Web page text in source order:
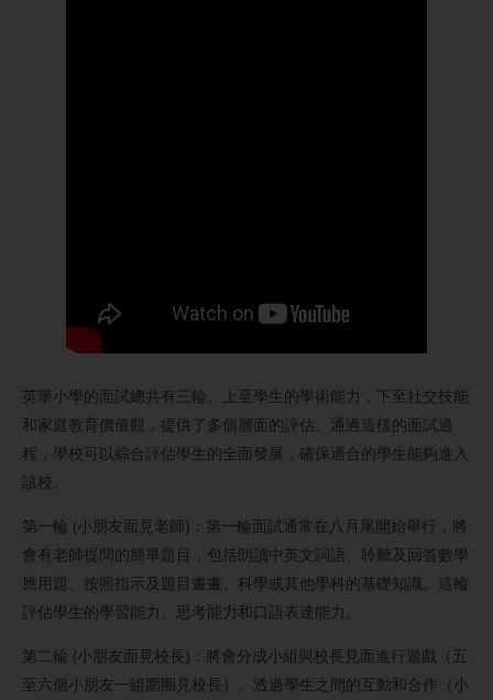
英華小學的面試總共有三輪。上至學生的學術能力，下至社交技能
和家庭教育價值觀，提供了多個層面的評估。通過這樣的面試過
程，學校可以綜合評估學生的全面發展，確保適合的學生能夠進入
該校。
第一輪 (小朋友面見老師)：第一輪面試通常在八月尾開始舉行，將
會有老師提問的簡單題目，包括朗讀中英文詞語、聆聽及回答數學
應用題、按照指示及題目畫畫、科學或其他學科的基礎知識。這輪
評估學生的學習能力、思考能力和口語表達能力。
第二輪 (小朋友面見校長)：將會分成小組與校長見面進行遊戲（五
至六個小朋友一組圍圈見校長）。透過學生之間的互動和合作（小